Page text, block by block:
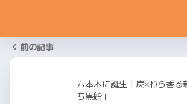
前の記事
六本木に誕生！炭×わら香る
ち黒船」